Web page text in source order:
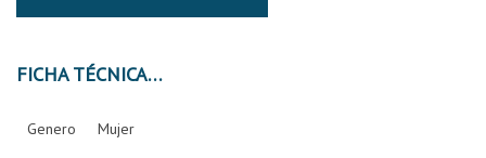
FICHA TÉCNICA
Genero Mujer